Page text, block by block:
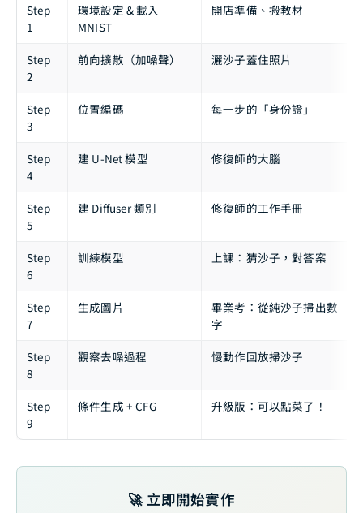
Step
1
環境設定 & 載入
MNIST
開店準備、搬教材
Step
2
前向擴散（加噪聲） 灑沙子蓋住照片
Step
3
位置編碼 每一步的「身份證」
Step
4
建 U-Net 模型 修復師的大腦
Step
5
建 Diffuser 類別 修復師的工作手冊
Step
6
訓練模型 上課：猜沙子，對答案
Step
7
生成圖片
畢業考：從純沙子掃出數
字
Step
8
觀察去噪過程 慢動作回放掃沙子
Step
9
條件生成 + CFG 升級版：可以點菜了！
🚀 立即開始實作